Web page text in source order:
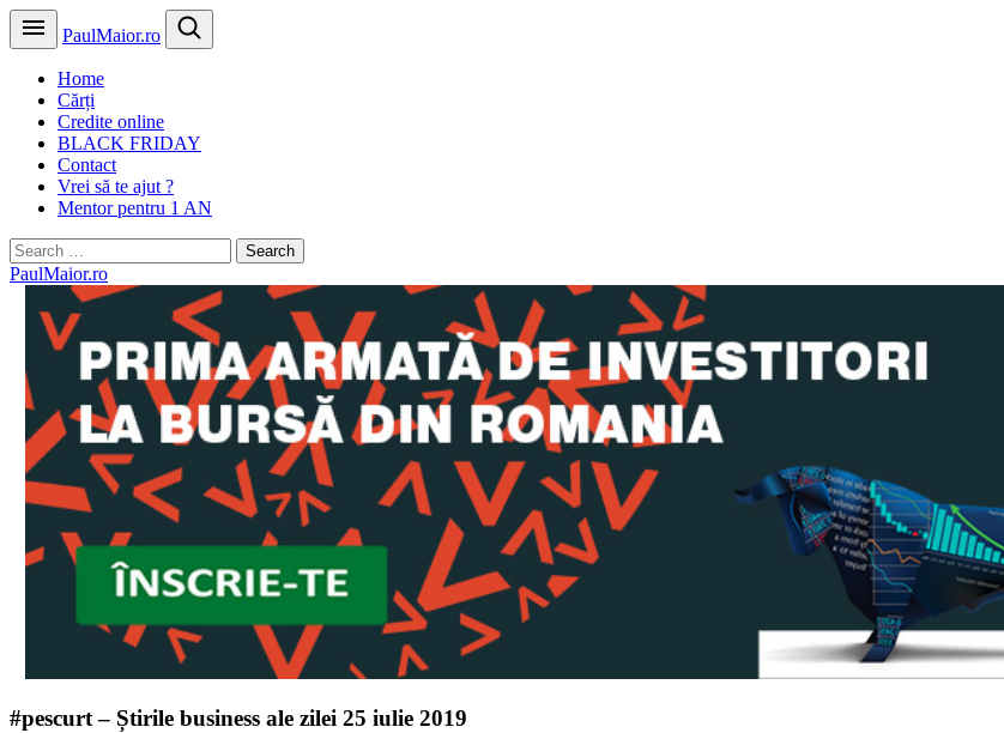
PaulMaior.ro
Home
Cărți
Credite online
BLACK FRIDAY
Contact
Vrei să te ajut ?
Mentor pentru 1 AN
Search
for:
PaulMaior.ro
#pescurt – Știrile business ale zilei 25 iulie 2019